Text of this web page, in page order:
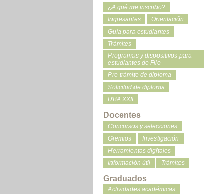
¿A qué me inscribo?
Ingresantes
Orientación
Guía para estudiantes
Trámites
Programas y dispositivos para
estudiantes de Filo
Pre-trámite de diploma
Solicitud de diploma
UBA XXII
Docentes
Concursos y selecciones
Gremios
Investigación
Herramientas digitales
Información útil
Trámites
Graduados
Actividades académicas